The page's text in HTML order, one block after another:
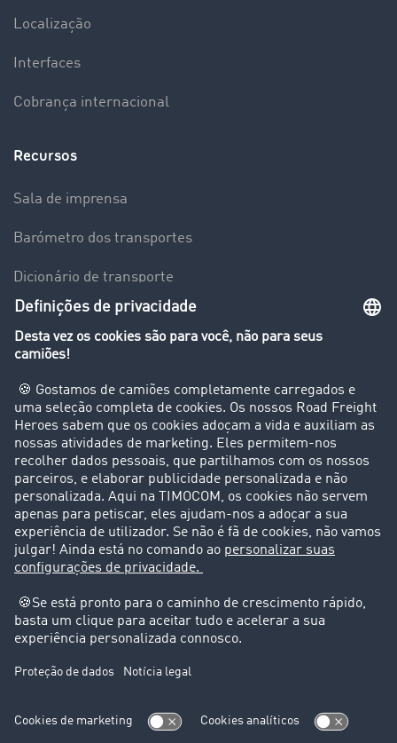
Localização
Interfaces
Cobrança internacional
Recursos
Sala de imprensa
Barómetro dos transportes
Dicionário de transporte
Visão geral da Bolsa de Cargas
Clientes recomendam clientes
Casos de sucesso
Suporte
Suporte
Avisos legais
Ficha técnica
Condições Gerais